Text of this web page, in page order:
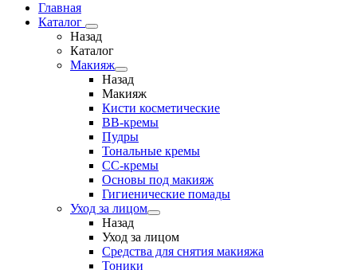
Главная
Каталог
Назад
Каталог
Макияж
Назад
Макияж
Кисти косметические
BB-кремы
Пудры
Тональные кремы
CC-кремы
Основы под макияж
Гигиенические помады
Уход за лицом
Назад
Уход за лицом
Средства для снятия макияжа
Тоники